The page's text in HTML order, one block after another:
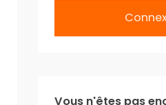
Vous n'êtes pas